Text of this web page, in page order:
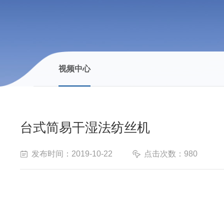
视频中心
台式简易干湿法纺丝机
发布时间：2019-10-22 点击次数：980